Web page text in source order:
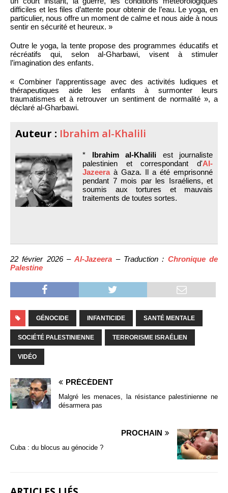
difficiles et les files d’attente pour obtenir de l’eau. Le yoga, en
particulier, nous offre un moment de calme et nous aide à nous
sentir en sécurité et heureux. »
Outre le yoga, la tente propose des programmes éducatifs et
récréatifs qui, selon al-Gharbawi, visent à stimuler
l’imagination des enfants.
« Combiner l’apprentissage avec des activités ludiques et
thérapeutiques aide les enfants à surmonter leurs
traumatismes et à retrouver un sentiment de normalité », a
déclaré al-Gharbawi.
Auteur : Ibrahim al-Khalili
* Ibrahim al-Khalili est journaliste
palestinien et correspondant d'Al-
Jazeeraà Gaza. Il a été emprisonné
pendant 7 mois par les Israéliens, et
soumis aux tortures et mauvais
traitements de toutes sortes.
22 février 2026 –Al-Jazeera – Traduction : Chronique de
Palestine
GÉNOCIDE INFANTICIDE SANTÉ MENTALE
SOCIÉTÉ PALESTINIENNE TERRORISME ISRAÉLIEN
VIDÉO
PRÉCÉDENT
Malgré les menaces, la résistance palestinienne ne
désarmera pas
PROCHAIN
Cuba : du blocus au génocide ?